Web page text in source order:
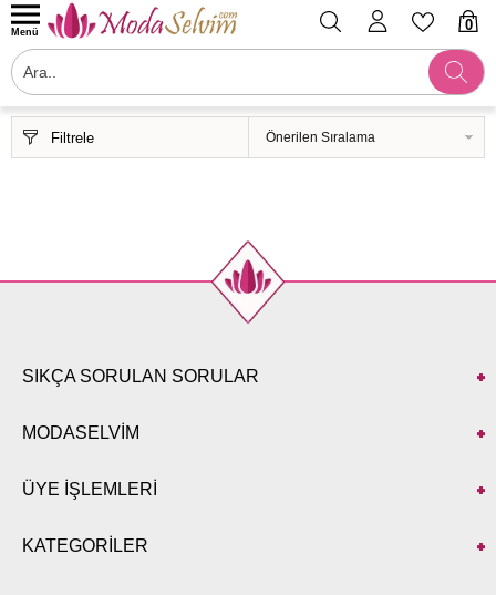
0
Menü
Filtrele
SIKÇA SORULAN SORULAR
MODASELVİM
ÜYE İŞLEMLERİ
KATEGORİLER